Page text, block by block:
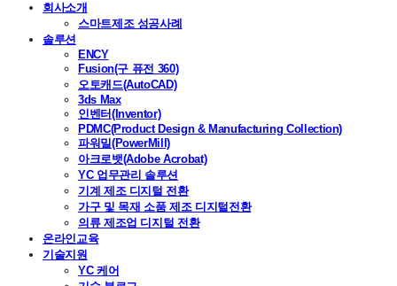
회사소개
스마트제조 성공사례
솔루션
ENCY
Fusion(구 퓨전 360)
오토캐드(AutoCAD)
3ds Max
인벤터(Inventor)
PDMC(Product Design & Manufacturing Collection)
파워밀(PowerMill)
아크로뱃(Adobe Acrobat)
YC 업무관리 솔루션
기계 제조 디지털 전환
가구 및 목재 소품 제조 디지털전환
의류 제조업 디지털 전환
온라인교육
기술지원
YC 케어